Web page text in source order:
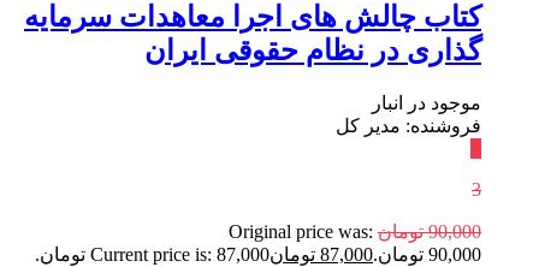
کتاب چالش های اجرا معاهدات سرمایه
گذاری در نظام حقوقی ایران
موجود در انبار
فروشنده: مدیر کل
3
90,000 تومان Original price was:
90,000 تومان.
87,000 تومانCurrent price is: 87,000 تومان.